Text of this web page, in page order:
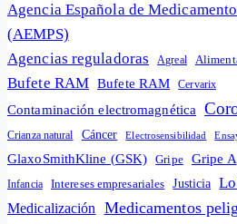
Agencia Española de
(AEMPS)
Agencias reguladoras
Agreal
Bufete RAM Bufete RAM Cervarix
Contaminación electromagnética
Crianza natural Cáncer Electrosensibilidad
GlaxoSmithKline (GSK) Gripe Gripe A
Infancia Intereses empresariales Justicia
Medicalización Medicamentos